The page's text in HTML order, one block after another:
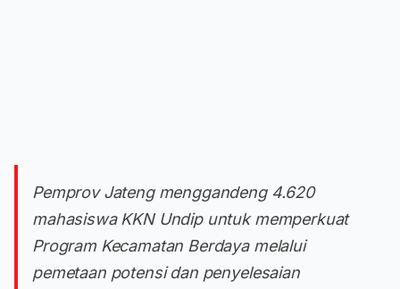
Pemprov Jateng menggandeng 4.620
mahasiswa KKN Undip untuk memperkuat
Program Kecamatan Berdaya melalui
pemetaan potensi dan penyelesaian